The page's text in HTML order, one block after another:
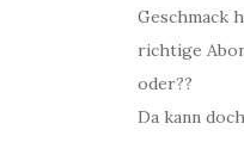
Geschmack
richtige
oder??
Da kann